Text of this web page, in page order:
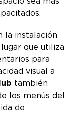
la instalación
que utiliza
para
visual a
también
los menús del
de